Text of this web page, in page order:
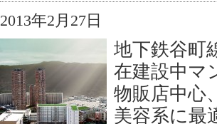
2013年2月27日
地下鉄谷町
在建設中マ
物販店中心
美容系に最